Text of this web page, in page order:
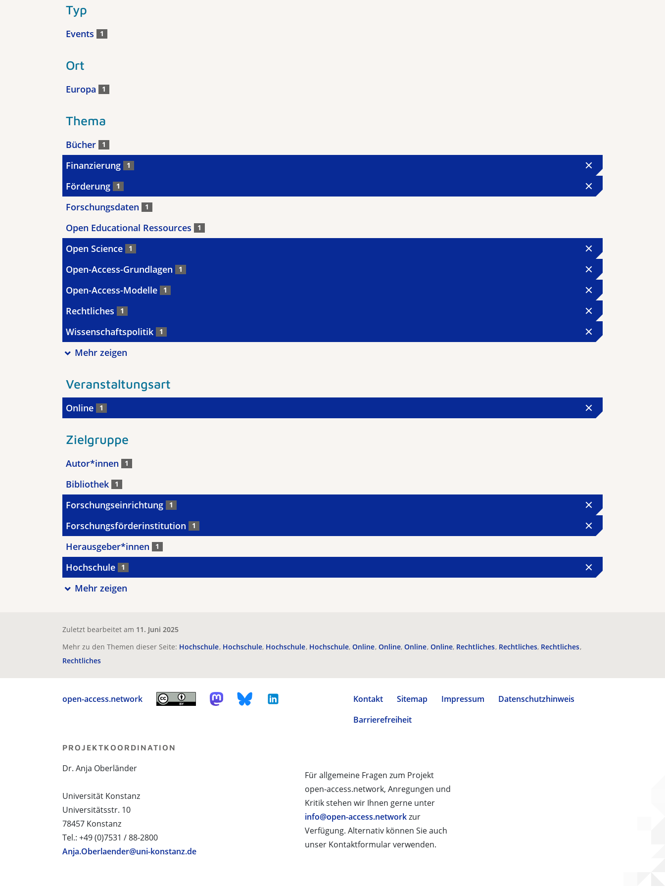
Typ
Events 1
Ort
Europa 1
Thema
Bücher 1
Finanzierung 1
Förderung 1
Forschungsdaten 1
Open Educational Ressources 1
Open Science 1
Open-Access-Grundlagen 1
Open-Access-Modelle 1
Rechtliches 1
Wissenschaftspolitik 1
Mehr zeigen
Veranstaltungsart
Online 1
Zielgruppe
Autor*innen 1
Bibliothek 1
Forschungseinrichtung 1
Forschungsförderinstitution 1
Herausgeber*innen 1
Hochschule 1
Mehr zeigen
Zuletzt bearbeitet am 11. Juni 2025
Mehr zu den Themen dieser Seite: Hochschule Hochschule Hochschule Hochschule Online Online Online Online Rechtliches Rechtliches Rechtliches
Rechtliches
open-access.network Kontakt Sitemap Impressum
Datenschutzhinweis
Barrierefreiheit
Für allgemeine Fragen zum Projekt
open-access.network, Anregungen und
Kritik stehen wir Ihnen gerne unter
info@open-access.networkzur
Verfügung. Alternativ können Sie auch
unser Kontaktformular verwenden.
PROJEKTKOORDINATION
Dr. Anja Oberländer
Universität Konstanz
Universitätsstr. 10
78457 Konstanz
Tel.: +49 (0)7531 / 88-2800
Anja.Oberlaender@uni-konstanz.de